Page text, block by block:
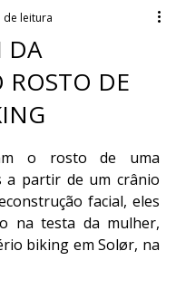
DA
ROSTO DE
de leitura
o rosto de uma
a partir de um crânio
facial, eles
na testa da mulher,
biking em Solør, na